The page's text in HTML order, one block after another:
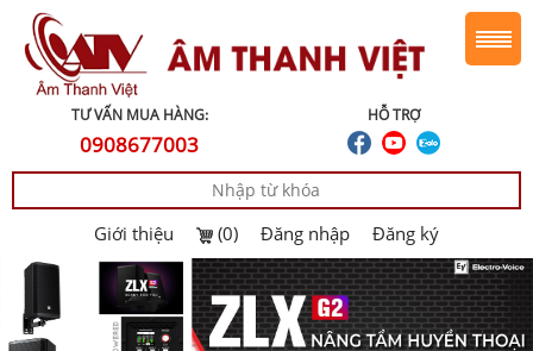
HỖ TRỢ
TƯ VẤN MUA HÀNG:
0908677003
Giới thiệu (0) Đăng nhập Đăng ký